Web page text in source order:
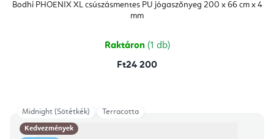
Bodhi PHOENIX XL csúszásmentes PU jógaszőnyeg 200 x 66 cm x 4
mm
Raktáron (1 db)
Ft24 200
Kedvezmények
Midnight (Sötétkék) Terracotta